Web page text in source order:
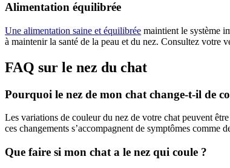
Alimentation équilibrée
Une alimentation saine et équilibrée maintient le système
à maintenir la santé de la peau et du nez. Consultez votre
FAQ sur le nez du chat
Pourquoi le nez de mon chat change-t-il de
Les variations de couleur du nez de votre chat peuvent
ces changements s’accompagnent de symptômes comme
Que faire si mon chat a le nez qui coule ?